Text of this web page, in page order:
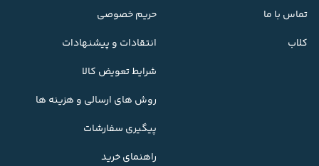
تماس با ما
کلاب
حریم خصوصی
انتقادات و پیشنهادات
شرایط تعویض کالا
روش های ارسالی و هزینه ها
پیگیری سفارشات
راهنمای خرید